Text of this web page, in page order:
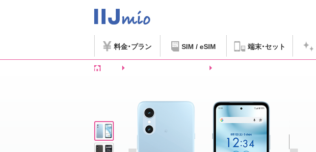
料金 プラン SIM / eSIM 端末 セット